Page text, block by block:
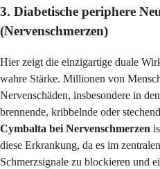
3. Diabetische periphere
(Nervenschmerzen)
Hier zeigt die einzigartige duale
wahre Stärke. Millionen von
Nervenschäden, insbesondere in
brennende, kribbelnde oder
Cymbalta bei Nervenschmerzen
diese Erkrankung, da es im
Schmerzsignale zu blockieren und